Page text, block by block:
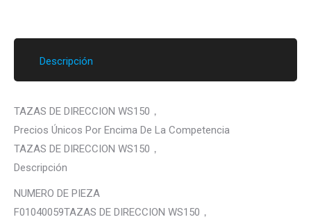
Descripción
TAZAS DE DIRECCION WS150，
Precios Únicos Por Encima De La Competencia
TAZAS DE DIRECCION WS150，
Descripción
NUMERO DE PIEZA
F01040059TAZAS DE DIRECCION WS150，